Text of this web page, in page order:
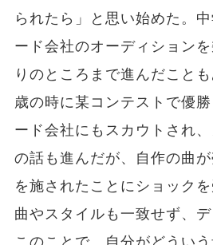
られたら」と思い始めた。
ード会社のオーディション
りのところまで進んだこと
歳の時に某コンテストで優
ード会社にもスカウトされ
の話も進んだが、自作の曲
を施されたことにショック
曲やスタイルも一致せず、デ